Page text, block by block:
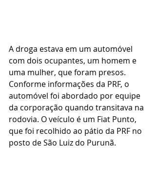
A droga estava em um automóvel
com dois ocupantes, um homem e
uma mulher, que foram presos.
Conforme informações da PRF, o
automóvel foi abordado por equipe
da corporação quando transitava na
rodovia. O veículo é um Fiat Punto,
que foi recolhido ao pátio da PRF no
posto de São Luiz do Purunã.